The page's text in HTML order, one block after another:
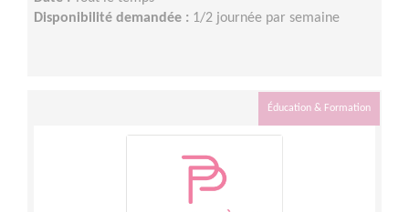
Disponibilité demandée : 1/2 journée par semaine
Éducation & Formation